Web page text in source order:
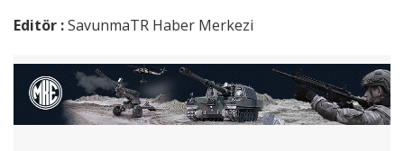
Editör :SavunmaTR Haber Merkezi